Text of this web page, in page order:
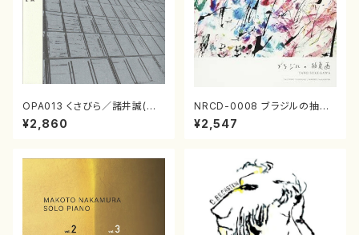
OPA013 くさびら／諸井誠(電
子音楽／CD)
¥2,860
NRCD-0008 ブラジルの抽象
画（ギター, パーカッション／C
D）
¥2,547